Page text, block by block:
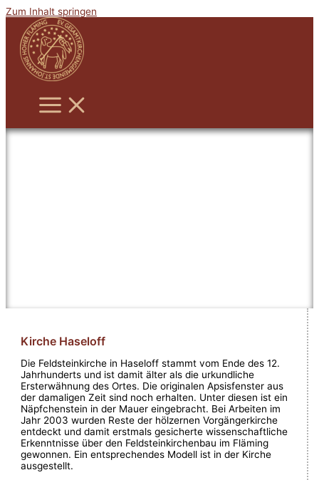
Zum Inhalt springen
Kirche Haseloff
Die Feldsteinkirche in Haseloff stammt vom Ende des 12.
Jahrhunderts und ist damit älter als die urkundliche
Ersterwähnung des Ortes. Die originalen Apsisfenster aus
der damaligen Zeit sind noch erhalten. Unter diesen ist ein
Näpfchenstein in der Mauer eingebracht. Bei Arbeiten im
Jahr 2003 wurden Reste der hölzernen Vorgängerkirche
entdeckt und damit erstmals gesicherte wissenschaftliche
Erkenntnisse über den Feldsteinkirchenbau im Fläming
gewonnen. Ein entsprechendes Modell ist in der Kirche
ausgestellt.